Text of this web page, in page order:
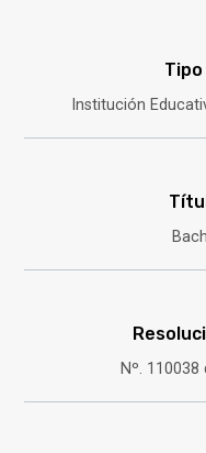
Institución
Nº.